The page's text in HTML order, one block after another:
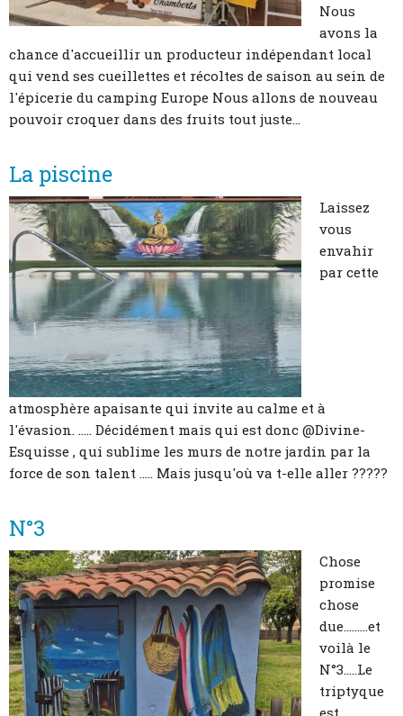
Nous
avons la
chance d'accueillir un producteur indépendant local
qui vend ses cueillettes et récoltes de saison au sein de
l'épicerie du camping Europe Nous allons de nouveau
pouvoir croquer dans des fruits tout juste...
La piscine
Laissez
vous
envahir
par cette
atmosphère apaisante qui invite au calme et à
l'évasion. ..... Décidément mais qui est donc @Divine-
Esquisse , qui sublime les murs de notre jardin par la
force de son talent ..... Mais jusqu'où va t-elle aller ?????
N°3
Chose
promise
chose
due.........et
voilà le
N°3.....Le
triptyque